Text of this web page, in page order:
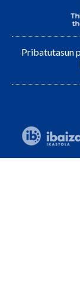
Pribatutasun